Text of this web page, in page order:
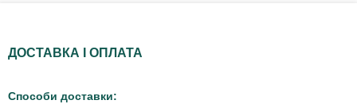
ДОСТАВКА І ОПЛАТА
Способи доставки: